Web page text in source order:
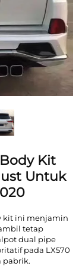
Kit
Untuk
kit ini menjamin
tetap
dual pipe
pada LX570
pabrik.